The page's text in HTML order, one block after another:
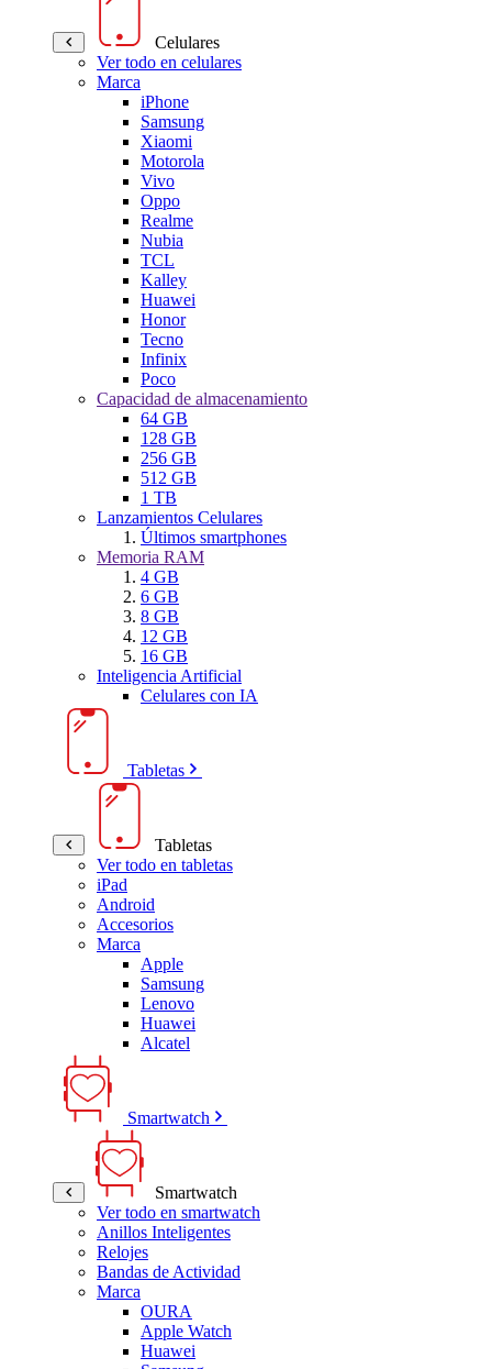
Celulares
Ver todo en celulares
Marca
iPhone
Samsung
Xiaomi
Motorola
Vivo
Oppo
Realme
Nubia
TCL
Kalley
Huawei
Honor
Tecno
Infinix
Poco
Capacidad de almacenamiento
64 GB
128 GB
256 GB
512 GB
1 TB
Lanzamientos Celulares
Últimos smartphones
Memoria RAM
4 GB
6 GB
8 GB
12 GB
16 GB
Inteligencia Artificial
Celulares con IA
Tabletas
Tabletas
Ver todo en tabletas
iPad
Android
Accesorios
Marca
Apple
Samsung
Lenovo
Huawei
Alcatel
Smartwatch
Smartwatch
Ver todo en smartwatch
Anillos Inteligentes
Relojes
Bandas de Actividad
Marca
OURA
Apple Watch
Huawei